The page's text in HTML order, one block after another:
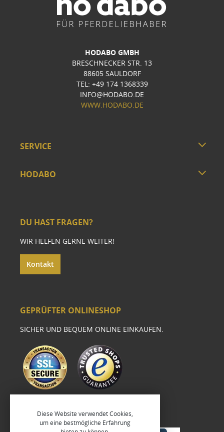
HODABO GMBH
BRESCHNECKER STR. 13
88605 SAULDORF
TEL: +49 174 1368339
INFO@HODABO.DE
WWW.HODABO.DE
SERVICE
HODABO
DU HAST FRAGEN?
WIR HELFEN GERNE WEITER!
Kontakt
GEPRÜFTER ONLINESHOP
SICHER UND BEQUEM ONLINE EINKAUFEN.
Diese Website verwendet Cookies,
um eine bestmögliche Erfahrung